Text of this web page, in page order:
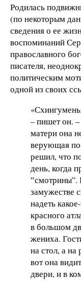
Родилась
(по некоторым
сведения о ее
воспоминаний
православного
писателя,
политическим
одной из своих
– пишет он.
матери она
верующая
решил, что
день, когда
‟смотрины”.
замужестве
надеть
красного
в большом
жениха.
на стол, а
вот она
двери, и в